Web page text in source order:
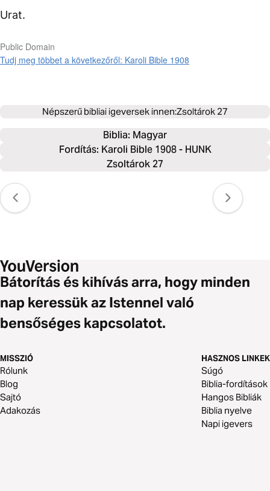
Urat.
Public Domain
Tudj meg többet a következőről: Karoli Bible 1908
Népszerű bibliai igeversek innen:Zsoltárok 27
Biblia: Magyar
Fordítás: Karoli Bible 1908 - HUNK
Zsoltárok 27
Bátorítás és kihívás arra, hogy minden
nap keressük az Istennel való
bensőséges kapcsolatot.
MISSZIÓ
Rólunk
Blog
Sajtó
Adakozás
HASZNOS LINKEK
Súgó
Biblia-fordítások
Hangos Bibliák
Biblia nyelve
Napi igevers